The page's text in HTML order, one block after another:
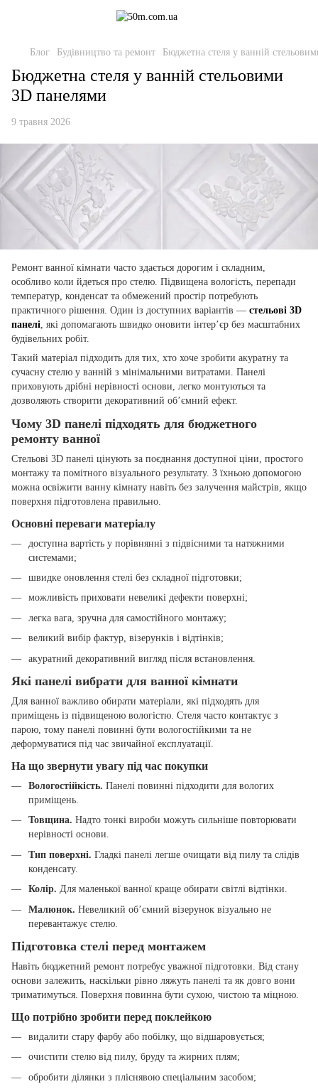
Блог Будівництво та ремонт Бюджетна стеля у ванній
Бюджетна стеля у ванній стельовими
3D панелями
9 травня 2026
Ремонт ванної кімнати часто здається дорогим і складним,
особливо коли йдеться про стелю. Підвищена вологість, перепади
температур, конденсат та обмежений простір потребують
практичного рішення. Один із доступних варіантів — стельові 3D
панелі, які допомагають швидко оновити інтер’єр без масштабних
будівельних робіт.
Такий матеріал підходить для тих, хто хоче зробити акуратну та
сучасну стелю у ванній з мінімальними витратами. Панелі
приховують дрібні нерівності основи, легко монтуються та
дозволяють створити декоративний об’ємний ефект.
Чому 3D панелі підходять для бюджетного
ремонту ванної
Стельові 3D панелі цінують за поєднання доступної ціни, простого
монтажу та помітного візуального результату. З їхньою допомогою
можна освіжити ванну кімнату навіть без залучення майстрів, якщо
поверхня підготовлена правильно.
Основні переваги матеріалу
доступна вартість у порівнянні з підвісними та натяжними
системами;
швидке оновлення стелі без складної підготовки;
можливість приховати невеликі дефекти поверхні;
легка вага, зручна для самостійного монтажу;
великий вибір фактур, візерунків і відтінків;
акуратний декоративний вигляд після встановлення.
Які панелі вибрати для ванної кімнати
Для ванної важливо обирати матеріали, які підходять для
приміщень із підвищеною вологістю. Стеля часто контактує з
парою, тому панелі повинні бути вологостійкими та не
деформуватися під час звичайної експлуатації.
На що звернути увагу під час покупки
Вологостійкість. Панелі повинні підходити для вологих
приміщень.
Товщина. Надто тонкі вироби можуть сильніше повторювати
нерівності основи.
Тип поверхні. Гладкі панелі легше очищати від пилу та слідів
конденсату.
Колір. Для маленької ванної краще обирати світлі відтінки.
Малюнок. Невеликий об’ємний візерунок візуально не
перевантажує стелю.
Підготовка стелі перед монтажем
Навіть бюджетний ремонт потребує уважної підготовки. Від стану
основи залежить, наскільки рівно ляжуть панелі та як довго вони
триматимуться. Поверхня повинна бути сухою, чистою та міцною.
Що потрібно зробити перед поклейкою
видалити стару фарбу або побілку, що відшаровується;
очистити стелю від пилу, бруду та жирних плям;
обробити ділянки з пліснявою спеціальним засобом;